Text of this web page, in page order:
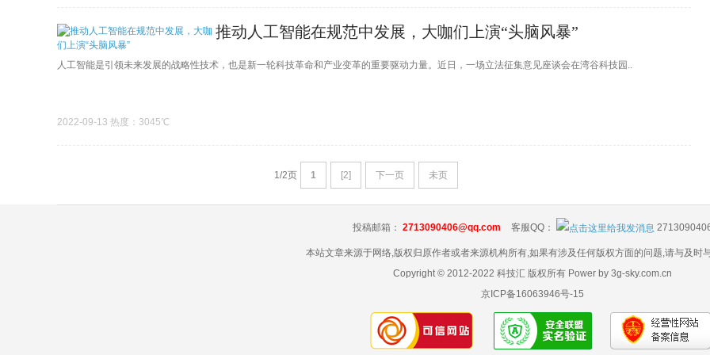
推动人工智能在规范中发展，大咖们上演“头脑风暴”
人工智能是引领未来发展的战略性技术，也是新一轮科技革命和产业变革的重要驱动力量。近日，一场立法征集意见座谈会在湾谷科技园..
2022-09-13 热度：3045℃
1/2页 1 [2] 下一页 未页
投稿邮箱： 2713090406@qq.com 客服QQ：
本站文章来源于网络,版权归原作者或者来源机构所有,如果有涉及任何版权方面的问题,请与及时
Copyright © 2012-2022 科技汇 版权所有 Power by 3g-sky.com.cn
京ICP备16063946号-15